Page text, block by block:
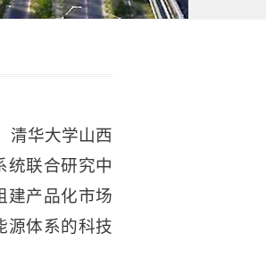
清华大学山西
统联合研究中
建产品化市场
源体系的科技